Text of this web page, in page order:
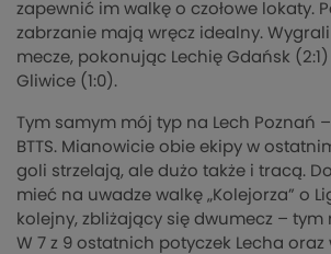
zapewnić im walkę o czołowe lokaty.
zabrzanie mają wręcz idealny.
mecze, pokonując Lechię Gdańsk
Gliwice (1:0).
Tym samym mój typ na Lech Poznań
BTTS. Mianowicie obie ekipy w
goli strzelają, ale dużo także i tracą.
mieć na uwadze walkę „Kolejorza” o
kolejny, zbliżający się dwumecz – tym
W 7 z 9 ostatnich potyczek Lecha oraz